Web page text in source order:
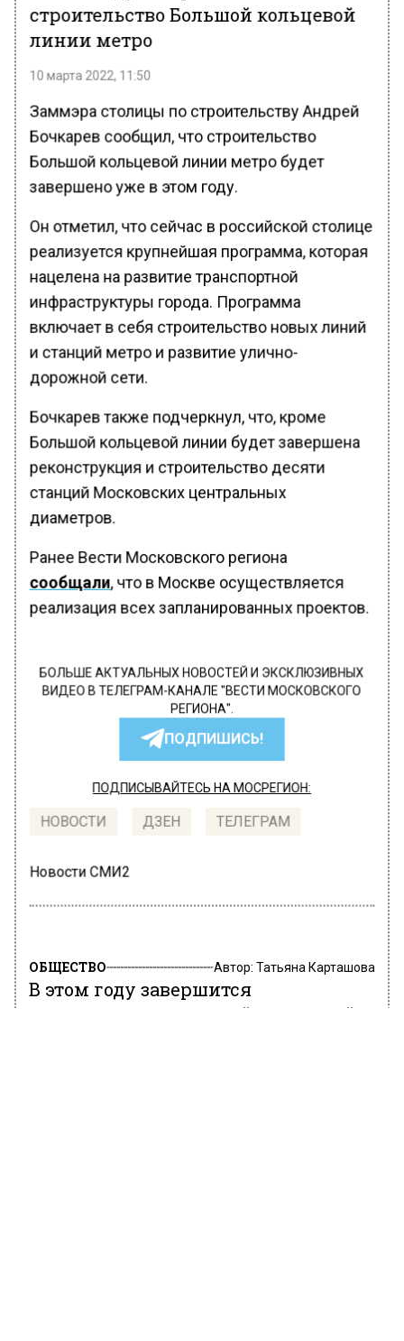
строительство Большой кольцевой
линии метро
10 марта 2022, 11:50
Заммэра столицы по строительству Андрей
Бочкарев сообщил, что строительство
Большой кольцевой линии метро будет
завершено уже в этом году.
Он отметил, что сейчас в российской столице
реализуется крупнейшая программа, которая
нацелена на развитие транспортной
инфраструктуры города. Программа
включает в себя строительство новых линий
и станций метро и развитие улично-
дорожной сети.
Бочкарев также подчеркнул, что, кроме
Большой кольцевой линии будет завершена
реконструкция и строительство десяти
станций Московских центральных
диаметров.
Ранее Вести Московского региона
сообщали, что в Москве осуществляется
реализация всех запланированных проектов.
БОЛЬШЕ АКТУАЛЬНЫХ НОВОСТЕЙ И ЭКСКЛЮЗИВНЫХ
ВИДЕО В ТЕЛЕГРАМ-КАНАЛЕ "ВЕСТИ МОСКОВСКОГО
РЕГИОНА".
ПОДПИШИСЬ!
ПОДПИСЫВАЙТЕСЬ НА МОСРЕГИОН:
НОВОСТИ ДЗЕН ТЕЛЕГРАМ
Новости СМИ2
ОБЩЕСТВО Автор: Татьяна Карташова
В этом году завершится
строительство Большой кольцевой